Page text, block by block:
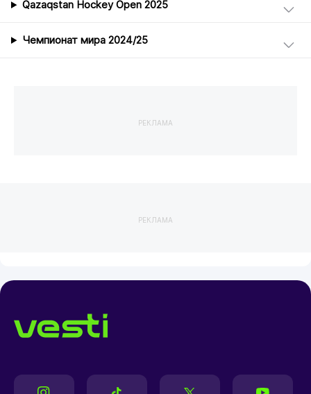
Qazaqstan Hockey Open 2025
Чемпионат мира 2024/25
РЕКЛАМА
РЕКЛАМА